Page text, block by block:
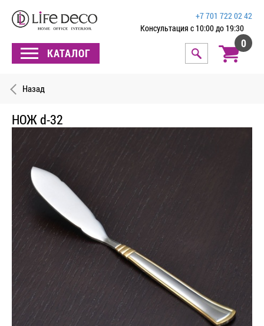
КАТАЛОГ
+7 701 722 02 42
Консультация с 10:00 до 19:30
0
Назад
НОЖ d-32